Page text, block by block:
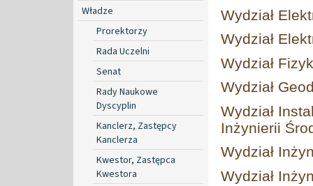
Władze
Prorektorzy
Rada Uczelni
Senat
Rady Naukowe
Dyscyplin
Kanclerz, Zastępcy
Kanclerza
Kwestor, Zastępca
Kwestora
Wydział
Wydział
Wydział
Wydział
Wydział
Inżynierii
Wydział
Wydział